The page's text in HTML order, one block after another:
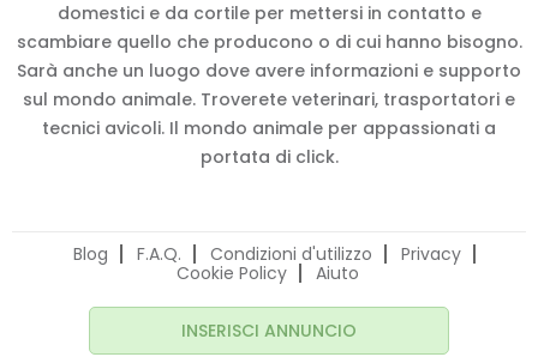
domestici e da cortile per mettersi in contatto e
scambiare quello che producono o di cui hanno bisogno.
Sarà anche un luogo dove avere informazioni e supporto
sul mondo animale. Troverete veterinari, trasportatori e
tecnici avicoli. Il mondo animale per appassionati a
portata di click.
Blog F.A.Q. Condizioni d'utilizzo
Privacy
Cookie Policy
Aiuto
INSERISCI ANNUNCIO